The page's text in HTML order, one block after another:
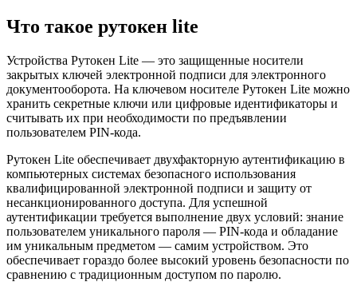
Что такое рутокен lite
Устройства Рутокен Lite — это защищенные носители
закрытых ключей электронной подписи для электронного
документооборота. На ключевом носителе Рутокен Lite можно
хранить секретные ключи или цифровые идентификаторы и
считывать их при необходимости по предъявлении
пользователем PIN-кода.
Рутокен Lite обеспечивает двухфакторную аутентификацию в
компьютерных системах безопасного использования
квалифицированной электронной подписи и защиту от
несанкционированного доступа. Для успешной
аутентификации требуется выполнение двух условий: знание
пользователем уникального пароля — PIN-кода и обладание
им уникальным предметом — самим устройством. Это
обеспечивает гораздо более высокий уровень безопасности по
сравнению с традиционным доступом по паролю.